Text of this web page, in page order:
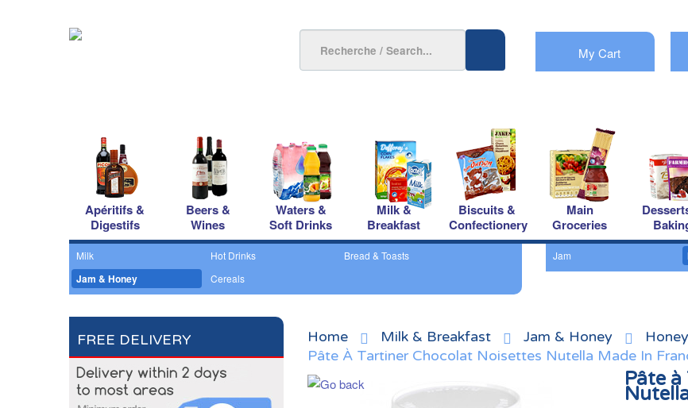
My Cart
Apéritifs &
Digestifs
Beers &
Wines
Waters &
Soft Drinks
Milk &
Breakfast
Biscuits &
Confectionery
Main
Groceries
Milk Hot Drinks Bread & Toasts
Jam & Honey Cereals
Jam
FREE DELIVERY Home Milk & Breakfast Jam & Honey
Pâte À Tartiner Chocolat Noisettes Nutella Made In
Pâte